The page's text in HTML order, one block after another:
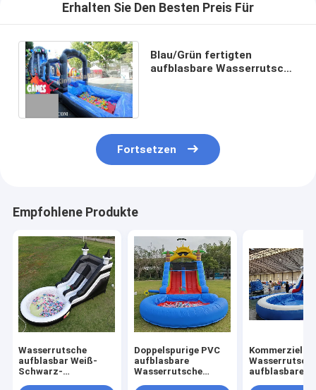
Erhalten Sie Den Besten Preis Für
Blau/Grün fertigten
aufblasbare Wasserrutsche
Fortsetzen
Empfohlene Produkte
Wasserrutsche
aufblasbar Weiß-
Schwarz-
Doppelspurige PVC
aufblasbare
Wasserrutsche
Kommerzielle
aufblasbare